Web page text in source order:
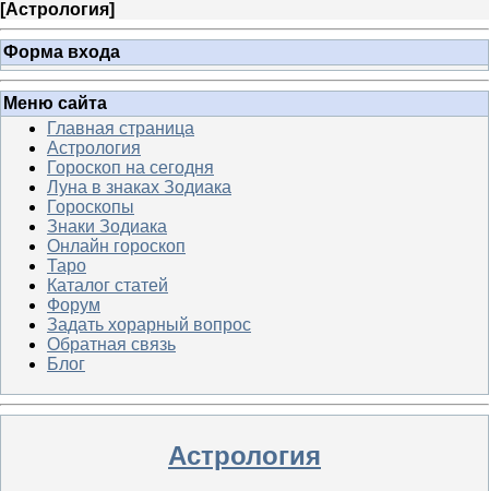
[Астрология]
Форма входа
Меню сайта
Главная страница
Астрология
Гороскоп на сегодня
Луна в знаках Зодиака
Гороскопы
Знаки Зодиака
Онлайн гороскоп
Таро
Каталог статей
Форум
Задать хорарный вопрос
Обратная связь
Блог
Астрология